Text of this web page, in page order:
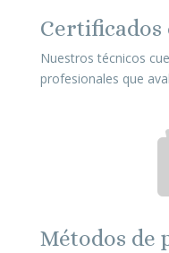
Certificados
Nuestros técnicos
profesionales que
Métodos de